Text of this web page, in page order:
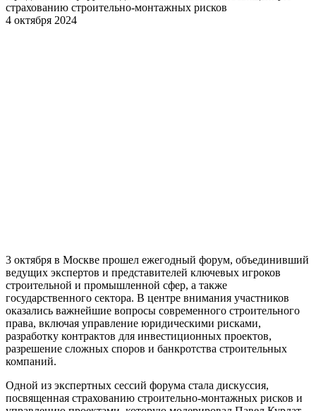
страхованию строительно-монтажных рисков
4 октября 2024
3 октября в Москве прошел ежегодный форум, объединивший
ведущих экспертов и представителей ключевых игроков
строительной и промышленной сфер, а также
государственного сектора. В центре внимания участников
оказались важнейшие вопросы современного строительного
права, включая управление юридическими рисками,
разработку контрактов для инвестиционных проектов,
разрешение сложных споров и банкротства строительных
компаний.
Одной из экспертных сессий форума стала дискуссия,
посвященная страхованию строительно-монтажных рисков и